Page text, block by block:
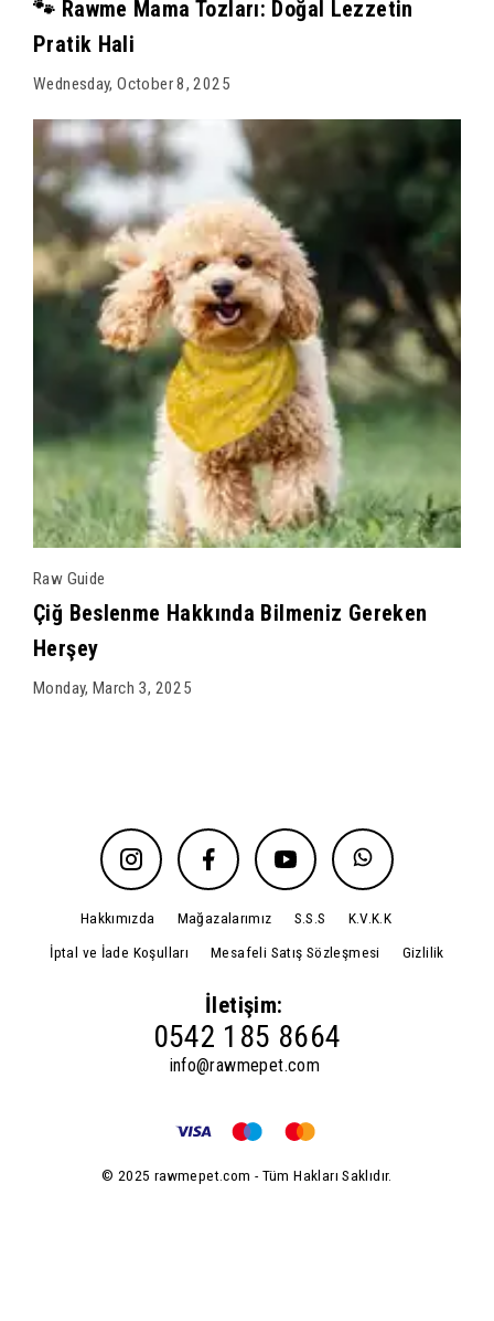
🐾 Rawme Mama Tozları: Doğal Lezzetin
Pratik Hali
Wednesday, October 8, 2025
Raw Guide
Çiğ Beslenme Hakkında Bilmeniz Gereken
Herşey
Monday, March 3, 2025
Hakkımızda Mağazalarımız S.S.S
K.V.K.K
İptal ve İade Koşulları
Mesafeli Satış Sözleşmesi Gizlilik
İletişim:
0542 185 8664
info@rawmepet.com
© 2025 rawmepet.com - Tüm Hakları Saklıdır.